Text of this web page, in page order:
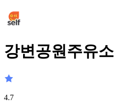
강변공원주유소
4.7